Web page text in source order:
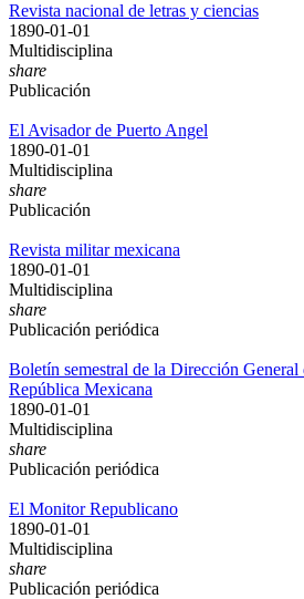
Revista nacional de letras y ciencias
1890-01-01
Multidisciplina
share
Publicación
El Avisador de Puerto Angel
1890-01-01
Multidisciplina
share
Publicación
Revista militar mexicana
1890-01-01
Multidisciplina
share
Publicación periódica
Boletín semestral de la Dirección General
República Mexicana
1890-01-01
Multidisciplina
share
Publicación periódica
El Monitor Republicano
1890-01-01
Multidisciplina
share
Publicación periódica